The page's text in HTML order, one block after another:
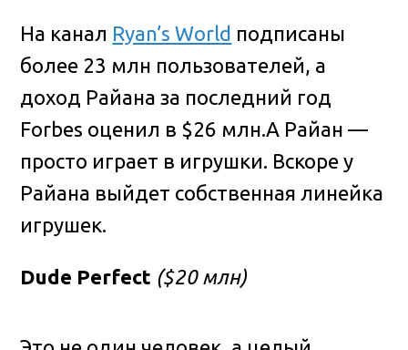
На канал Ryan’s World подписаны
более 23 млн пользователей, а
доход Райана за последний год
Forbes оценил в $26 млн.А Райан —
просто играет в игрушки. Вскоре у
Райана выйдет собственная линейка
игрушек.
Dude Perfect ($20 млн)